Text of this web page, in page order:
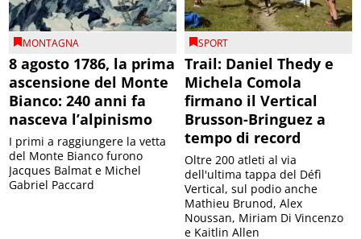
MONTAGNA
8 agosto 1786, la prima
ascensione del Monte
Bianco: 240 anni fa
nasceva l’alpinismo
I primi a raggiungere la vetta
del Monte Bianco furono
Jacques Balmat e Michel
Gabriel Paccard
SPORT
Trail: Daniel Thedy e
Michela Comola
firmano il Vertical
Brusson-Bringuez a
tempo di record
Oltre 200 atleti al via
dell'ultima tappa del Défì
Vertical, sul podio anche
Mathieu Brunod, Alex
Noussan, Miriam Di Vincenzo
e Kaitlin Allen